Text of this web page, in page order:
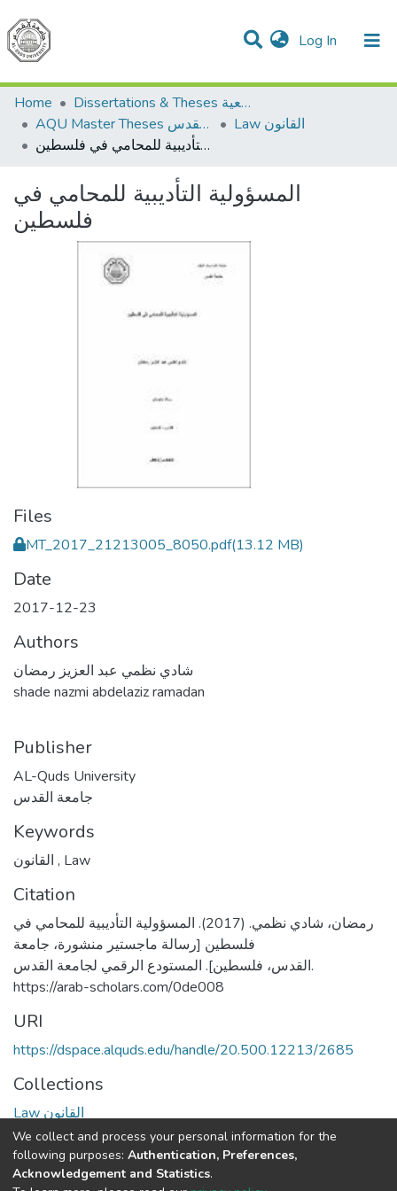
Log In (current)
Communities & Collections
All of DSpace
Home
Dissertations & Theses الرسائل الجامعية
AQU Master Theses الرسائل الجامعية الخاصة بجامعة القدس
Law القانون
المسؤولية التأديبية للمحامي في فلسطين
المسؤولية التأديبية للمحامي في
فلسطين
Files
MT_2017_21213005_8050.pdf(13.12 MB)
Date
2017-12-23
Authors
شادي نظمي عبد العزيز رمضان
shade nazmi abdelaziz ramadan
Publisher
AL-Quds University
جامعة القدس
Keywords
, Law
Citation
رمضان، شادي نظمي. (2017). المسؤولية التأديبية للمحامي في
فلسطين [رسالة ماجستير منشورة، جامعة
القدس، فلسطين]. المستودع الرقمي لجامعة القدس.
https://arab-scholars.com/0de008
URI
https://dspace.alquds.edu/handle/20.500.12213/2685
Collections
Law القانون
Full item page
We collect and process your personal information for the
following purposes: Authentication, Preferences,
Acknowledgement and Statistics.